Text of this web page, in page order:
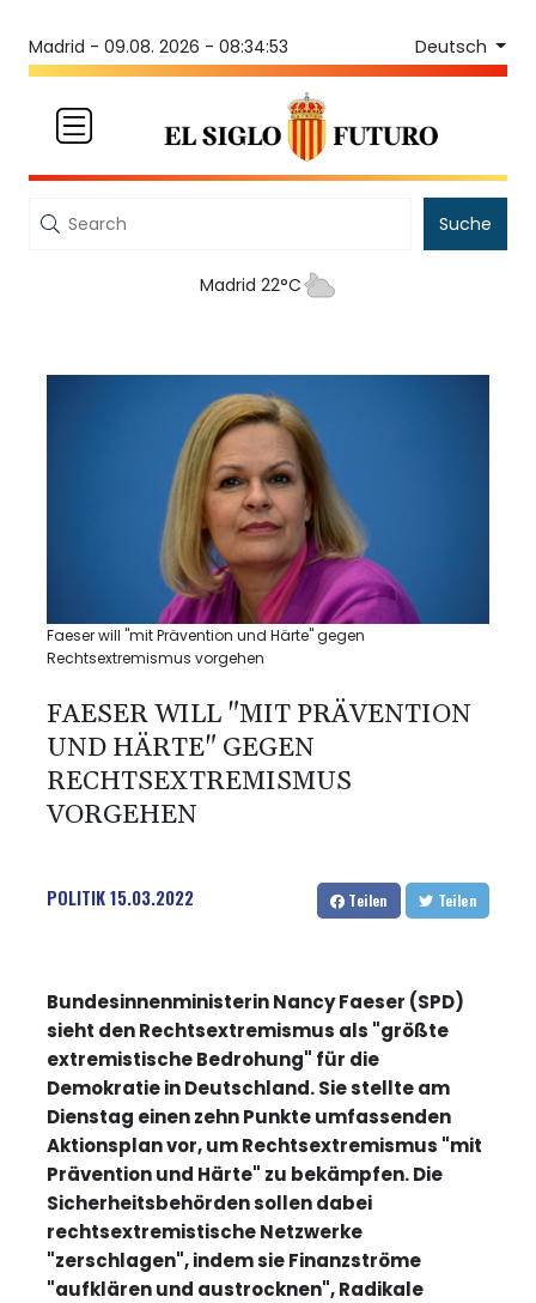
Madrid - 09.08. 2026 - 08:34:53 Deutsch
Suche
Madrid 22°C
Faeser will "mit Prävention und Härte" gegen
Rechtsextremismus vorgehen
FAESER WILL "MIT PRÄVENTION
UND HÄRTE" GEGEN
RECHTSEXTREMISMUS
VORGEHEN
POLITIK15.03.2022 Teilen Teilen
Bundesinnenministerin Nancy Faeser (SPD)
sieht den Rechtsextremismus als "größte
extremistische Bedrohung" für die
Demokratie in Deutschland. Sie stellte am
Dienstag einen zehn Punkte umfassenden
Aktionsplan vor, um Rechtsextremismus "mit
Prävention und Härte" zu bekämpfen. Die
Sicherheitsbehörden sollen dabei
rechtsextremistische Netzwerke
"zerschlagen", indem sie Finanzströme
"aufklären und austrocknen", Radikale